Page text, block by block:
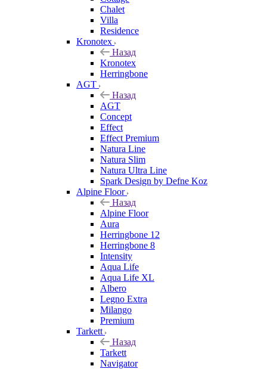
Chalet
Villa
Residence
Kronotex
Назад
Kronotex
Herringbone
AGT
Назад
AGT
Concept
Effect
Effect Premium
Natura Line
Natura Slim
Natura Ultra Line
Spark Design by Defne Koz
Alpine Floor
Назад
Alpine Floor
Aura
Herringbone 12
Herringbone 8
Intensity
Aqua Life
Aqua Life XL
Albero
Legno Extra
Milango
Premium
Tarkett
Назад
Tarkett
Navigator